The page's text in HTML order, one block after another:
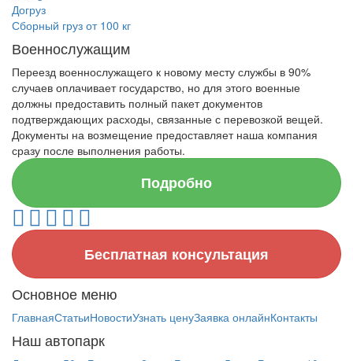
Догруз
Сборный груз от 100 кг
Военнослужащим
Переезд военнослужащего к новому месту службы в 90%
случаев оплачивает государство, но для этого военные
должны предоставить полный пакет документов
подтверждающих расходы, связанные с перевозкой вещей.
Документы на возмещение предоставляет наша компания
сразу после выполнения работы.
Подробно
Бесплатная консультация
Основное меню
ГлавнаяСтатьиНовостиУзнать ценуЗаявка онлайнКонтакты
Наш автопарк